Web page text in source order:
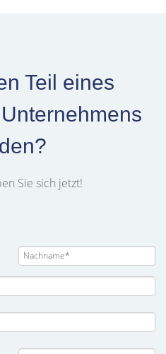
Teil eines
Sie sich jetzt!